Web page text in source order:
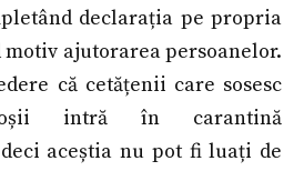
declarația pe propria
motiv ajutorarea persoanelor.
că cetățenii care sosesc
intră în carantină
aceștia nu pot fi luați de